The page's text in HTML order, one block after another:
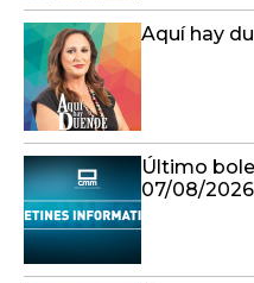
Aquí hay
Último
07/08/2026